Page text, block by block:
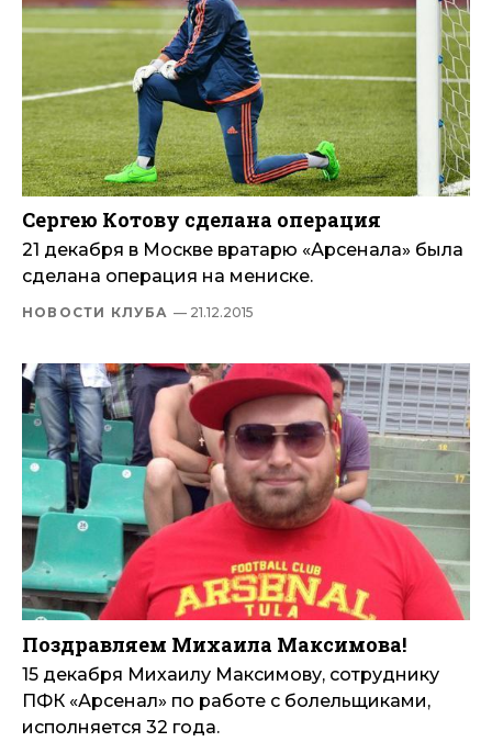
Сергею Котову сделана операция
21 декабря в Москве вратарю «Арсенала» была
сделана операция на мениске.
НОВОСТИ КЛУБА — 21.12.2015
Поздравляем Михаила Максимова!
15 декабря Михаилу Максимову, сотруднику
ПФК «Арсенал» по работе с болельщиками,
исполняется 32 года.